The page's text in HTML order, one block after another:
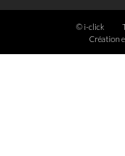
© i-click
Création